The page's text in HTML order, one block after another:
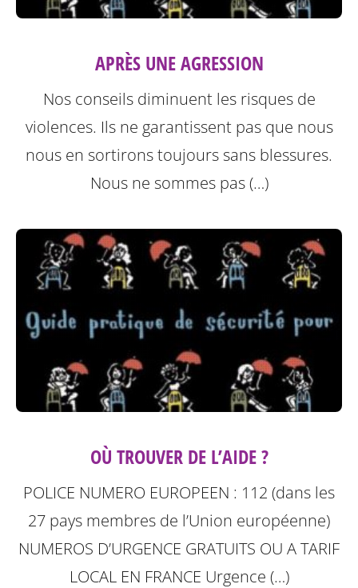
APRÈS UNE AGRESSION
Nos conseils diminuent les risques de
violences. Ils ne garantissent pas que nous
nous en sortirons toujours sans blessures.
Nous ne sommes pas (…)
OÙ TROUVER DE L’AIDE ?
POLICE NUMERO EUROPEEN : 112 (dans les
27 pays membres de l’Union européenne)
NUMEROS D’URGENCE GRATUITS OU A TARIF
LOCAL EN FRANCE Urgence (…)